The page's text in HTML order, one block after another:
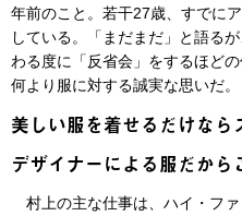
年前のこと。若干27歳、すでに
している。「まだまだ」と語る
わる度に「反省会」をするほど
何より服に対する誠実な思いだ。
美しい服を着せるだけな
デザイナーによる服だから
村上の主な仕事は、ハイ・フ